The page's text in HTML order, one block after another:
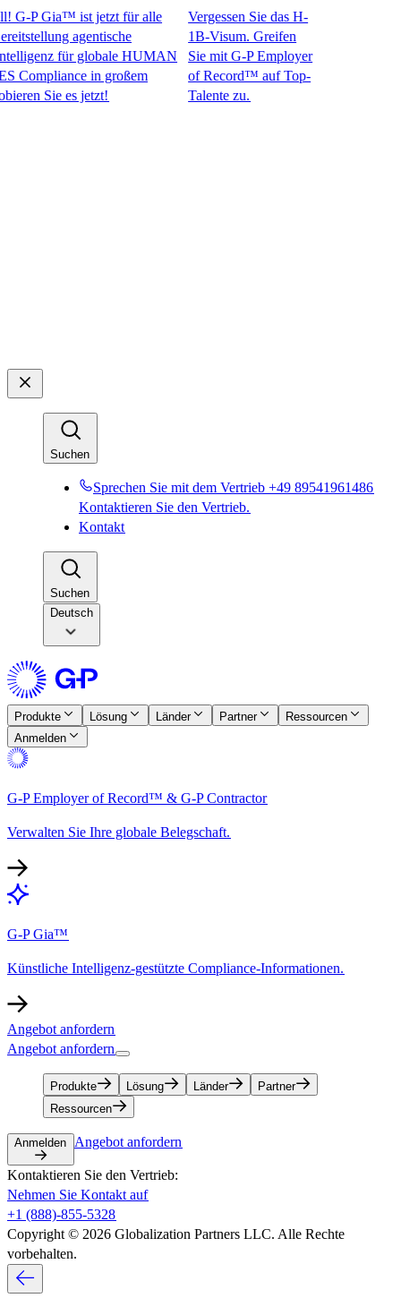
Gia™ ist jetzt für alle
agentische
für globale HUMAN
in großem
Sie es jetzt!​​
Vergessen Sie das H-
1B-Visum. Greifen
Sie mit G-P Employer
of Record™ auf Top-
Talente zu.​​
Suchen​​
Sprechen Sie mit dem Vertrieb +49 89541961486​​
Kontaktieren Sie den Vertrieb.​​
Kontakt​​
Suchen​​
Deutsch
Produkte​​ Lösung​​ Länder​​ Partner​​
Ressourcen​​
Anmelden​​
G-P Employer of Record™ & G-P Contractor​​
Verwalten Sie Ihre globale Belegschaft.​​
G-P Gia™​​
Künstliche Intelligenz-gestützte Compliance-Informationen.​​
Angebot anfordern​​
Angebot anfordern​​
Produkte​​ Lösung​​ Länder​​
Partner​​
Ressourcen​​
Anmelden​​ Angebot anfordern​​
Kontaktieren Sie den Vertrieb:​​
Nehmen Sie Kontakt auf​​
+1 (888)-855-5328​​
Copyright © 2026 Globalization Partners LLC. Alle Rechte
vorbehalten.​​